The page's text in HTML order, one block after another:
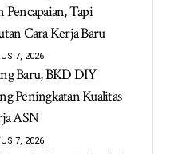
Pencapaian, Tapi
Cara Kerja Baru
7, 2026
Baru, BKD DIY
Peningkatan Kualitas
ASN
7, 2026